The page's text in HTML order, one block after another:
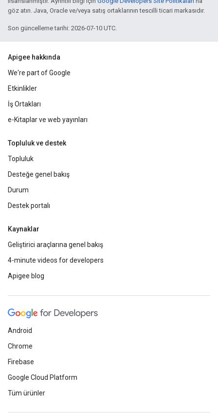
göz atın. Java, Oracle ve/veya satış ortaklarının tescilli ticari markasıdır.
Son güncelleme tarihi: 2026-07-10 UTC.
Apigee hakkında
We're part of Google
Etkinlikler
İş Ortakları
e-Kitaplar ve web yayınları
Topluluk ve destek
Topluluk
Desteğe genel bakış
Durum
Destek portalı
Kaynaklar
Geliştirici araçlarına genel bakış
4-minute videos for developers
Apigee blog
Android
Chrome
Firebase
Google Cloud Platform
Tüm ürünler